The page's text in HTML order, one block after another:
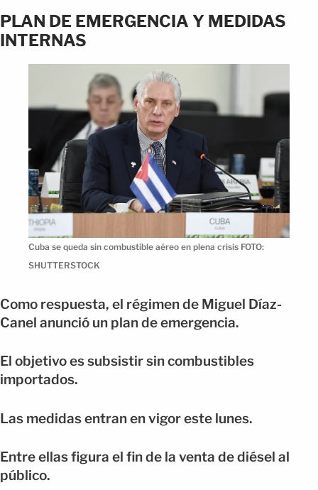
PLAN DE EMERGENCIA Y MEDIDAS
INTERNAS
Cuba se queda sin combustible aéreo en plena crisis FOTO:
SHUTTERSTOCK
Como respuesta, el régimen de Miguel Díaz-
Canel anunció un plan de emergencia.
El objetivo es subsistir sin combustibles
importados.
Las medidas entran en vigor este lunes.
Entre ellas figura el fin de la venta de diésel al
público.